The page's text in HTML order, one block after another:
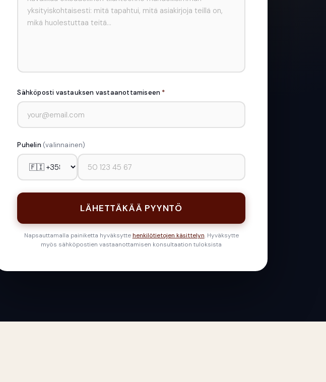
Sähköposti vastauksen vastaanottamiseen *
Puhelin (valinnainen)
LÄHETTÄKÄÄ PYYNTÖ
Napsauttamalla painiketta hyväksyttehenkilötietojen käsittelyn. Hyväksytte
myös sähköpostien vastaanottamisen konsultaation tuloksista